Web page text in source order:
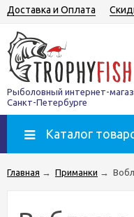
Доставка и Оплата
Рыболовный интернет-
Санкт-Петербурге
Каталог
Главная → Приманки →